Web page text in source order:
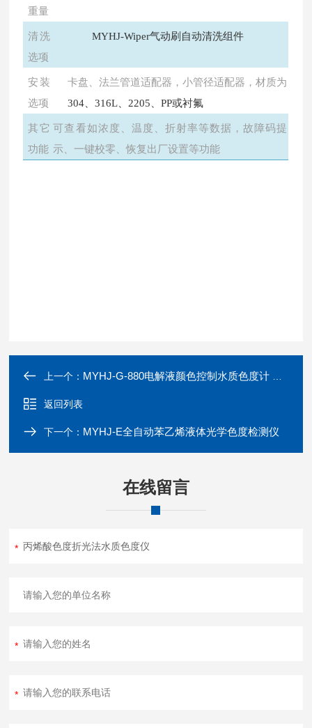
重量
清洗
选项
MYHJ-Wiper气动刷自动清洗组件
安装
选项
卡盘、法兰管道适配器，小管径适配器，材质为
304、316L、2205、PP或衬氟
其它
功能
可查看如浓度、温度、折射率等数据，故障码提
示、一键校零、恢复出厂设置等功能
上一个： MYHJ-G-880电解液颜色控制水质色度计 全天在线监测
返回列表
下一个： MYHJ-E全自动苯乙烯液体光学色度检测仪
在线留言